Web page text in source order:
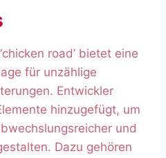
road’ bietet eine
für unzählige
Entwickler
hinzugefügt, um
und
Dazu gehören